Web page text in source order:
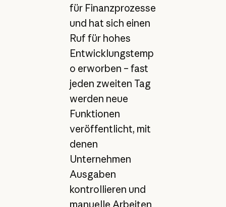
für Finanzprozesse
und hat sich einen
Ruf für hohes
Entwicklungstemp
o erworben – fast
jeden zweiten Tag
werden neue
Funktionen
veröffentlicht, mit
denen
Unternehmen
Ausgaben
kontrollieren und
manuelle Arbeiten